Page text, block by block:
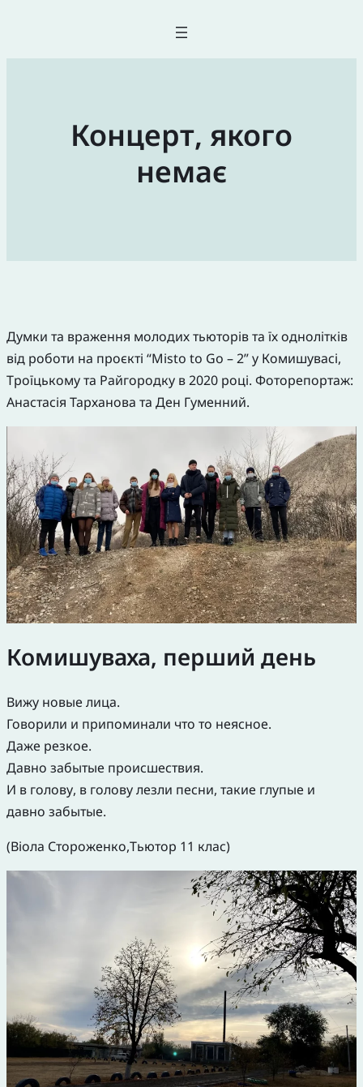
Концерт, якого
немає
Думки та враження молодих тьюторів та їх однолітків
від роботи на проєкті “Misto to Go – 2” у Комишувасі,
Троїцькому та Райгородку в 2020 році. Фоторепортаж:
Анастасія Тарханова та Ден Гуменний.
Комишуваха, перший день
Вижу новые лица.
Говорили и припоминали что то неясное.
Даже резкое.
Давно забытые происшествия.
И в голову, в голову лезли песни, такие глупые и
давно забытые.
(Віола Стороженко,Тьютор 11 клас)